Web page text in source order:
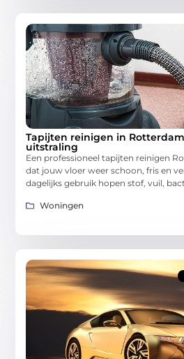
Tapijten reinigen in
uitstraling
Een professioneel tapijten reinigen
dat jouw vloer weer schoon, fris en
dagelijks gebruik hopen stof, vuil,
Woningen